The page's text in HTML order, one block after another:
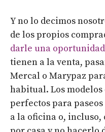
Y no lo decimos
de los propios
darle una
tienen a la venta,
Mercal o Marypaz
habitual. Los
perfectos para
a la oficina o,